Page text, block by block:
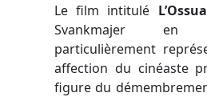
Le film intitulé
Svankmajer
particulièrement
affection du cinéaste
figure du